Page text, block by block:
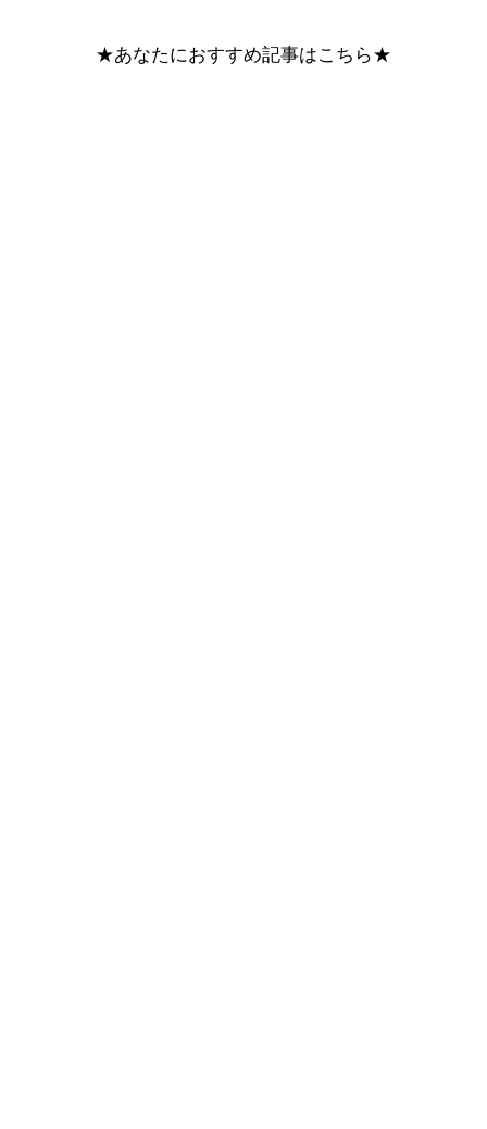
★あなたにおすすめ記事はこちら★